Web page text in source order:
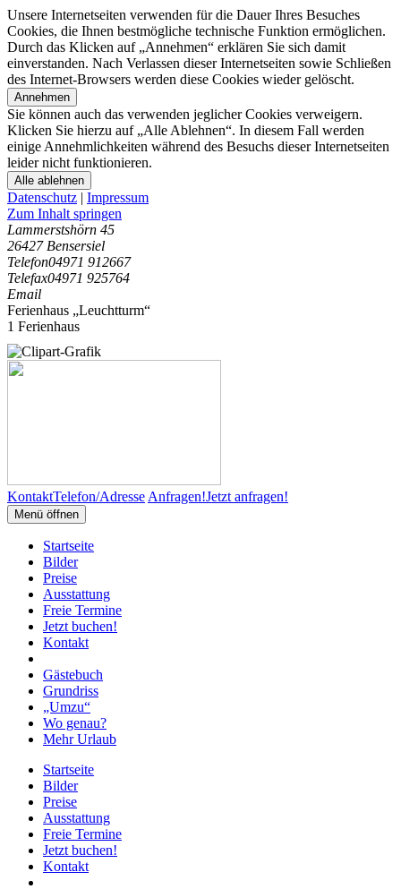
Unsere Internetseiten verwenden für die Dauer Ihres Besuches
Cookies, die Ihnen bestmögliche technische Funktion ermöglichen.
Durch das Klicken auf „Annehmen“ erklären Sie sich damit
einverstanden. Nach Verlassen dieser Internetseiten sowie Schließen
des Internet-Browsers werden diese Cookies wieder gelöscht.
Annehmen
Sie können auch das verwenden jeglicher Cookies verweigern.
Klicken Sie hierzu auf „Alle Ablehnen“. In diesem Fall werden
einige Annehmlichkeiten während des Besuchs dieser Internetseiten
leider nicht funktionieren.
Alle ablehnen
Datenschutz | Impressum
Zum Inhalt springen
Lammerstshörn 45
26427 Bensersiel
Telefon04971 912667
Telefax04971 925764
Email
Ferienhaus „Leuchtturm“
1 Ferienhaus
KontaktTelefon/Adresse Anfragen!Jetzt anfragen!
Menü öffnen
Startseite
Bilder
Preise
Ausstattung
Freie Termine
Jetzt buchen!
Kontakt
Gästebuch
Grundriss
„Umzu“
Wo genau?
Mehr Urlaub
Startseite
Bilder
Preise
Ausstattung
Freie Termine
Jetzt buchen!
Kontakt